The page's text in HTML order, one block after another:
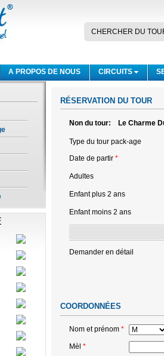
CHERCHER DU
CIRCUITS
A PROPOS DE NOUS
RÉSERVATION DU TOUR
Non du tour: Le Charme
Type du tour pack-age
Date de partir *
Adultes
Enfant plus 2 ans
Enfant moins 2 ans
Demander en détail
COORDONNÉES
Nom et prénom *
Mèl *